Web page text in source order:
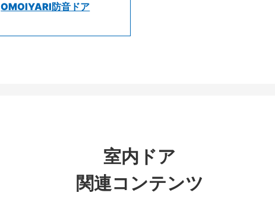
OMOIYARI防音ドア
室内ドア
関連コンテンツ